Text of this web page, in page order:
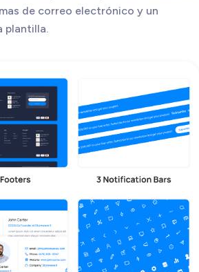
de correo electrónico y un
plantilla.